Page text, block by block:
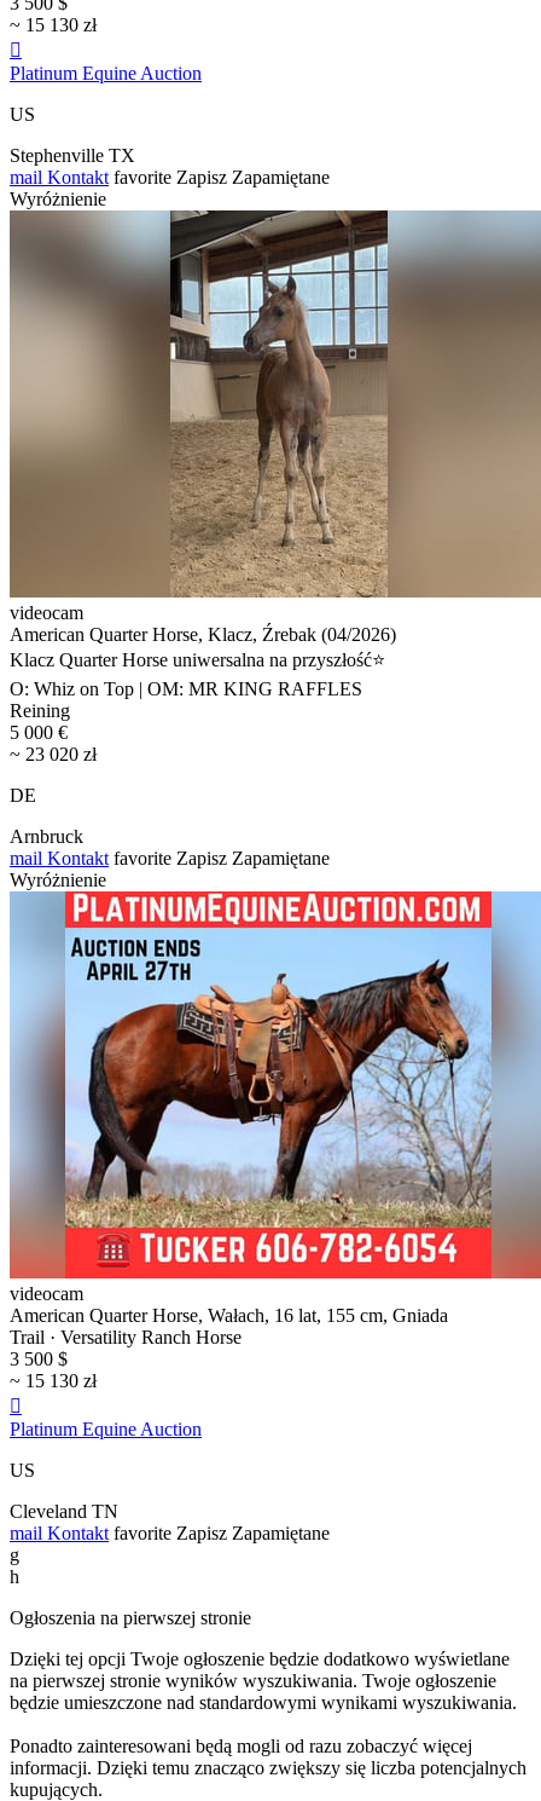
~ 15 130 zł

Platinum Equine Auction
US
Stephenville TX
mail Kontakt favorite Zapisz Zapamiętane
Wyróżnienie
videocam
American Quarter Horse, Klacz, Źrebak (04/2026)
Klacz Quarter Horse uniwersalna na przyszłość⭐️
O: Whiz on Top | OM: MR KING RAFFLES
Reining
5 000 €
~ 23 020 zł
DE
Arnbruck
mail Kontakt favorite Zapisz Zapamiętane
Wyróżnienie
videocam
American Quarter Horse, Wałach, 16 lat, 155 cm, Gniada
Trail · Versatility Ranch Horse
3 500 $
~ 15 130 zł

Platinum Equine Auction
US
Cleveland TN
mail Kontakt favorite Zapisz Zapamiętane
g
h
Ogłoszenia na pierwszej stronie
Dzięki tej opcji Twoje ogłoszenie będzie dodatkowo wyświetlane
na pierwszej stronie wyników wyszukiwania. Twoje ogłoszenie
będzie umieszczone nad standardowymi wynikami wyszukiwania.
Ponadto zainteresowani będą mogli od razu zobaczyć więcej
informacji. Dzięki temu znacząco zwiększy się liczba potencjalnych
kupujących.